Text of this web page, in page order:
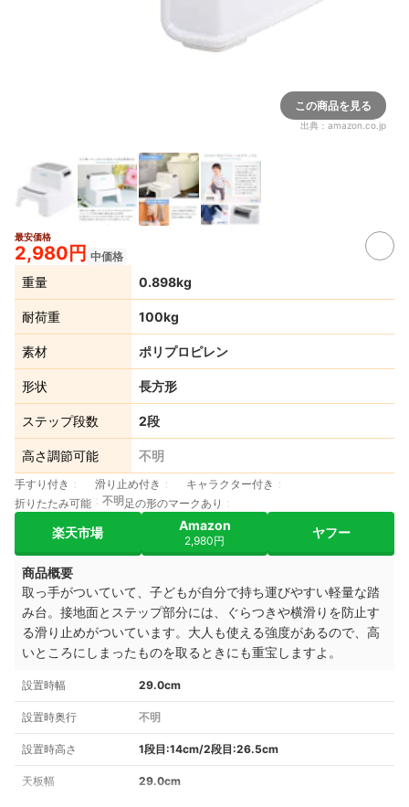
この商品を見る
出典： amazon.co.jp
最安価格
2,980円 中価格
重量 0.898kg
耐荷重 100kg
素材 ポリプロピレン
形状 長方形
ステップ段数 2段
高さ調節可能 不明
手すり付き 滑り止め付き
キャラクター付き
折りたたみ可能
不明 足の形のマークあり
楽天市場 Amazon
2,980円
ヤフー
商品概要
取っ手がついていて、子どもが自分で持ち運びやすい軽量な踏
み台。接地面とステップ部分には、ぐらつきや横滑りを防止す
る滑り止めがついています。大人も使える強度があるので、高
いところにしまったものを取るときにも重宝しますよ。
設置時幅 29.0cm
設置時奥行 不明
設置時高さ 1段目:14cm/2段目:26.5cm
天板幅 29.0cm